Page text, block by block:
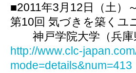
■2011年3月12日（土）
第10回 気づきを築くユ
神戸学院大学（兵庫
http://www.clc-
mode=details&num=413